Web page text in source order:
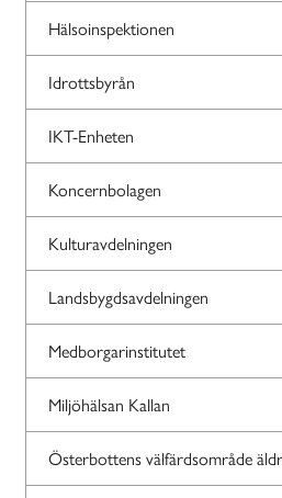
Hälsoinspektionen
Idrottsbyrån
IKT-Enheten
Koncernbolagen
Kulturavdelningen
Landsbygdsavdelningen
Medborgarinstitutet
Miljöhälsan Kallan
Österbottens välfärdsområde